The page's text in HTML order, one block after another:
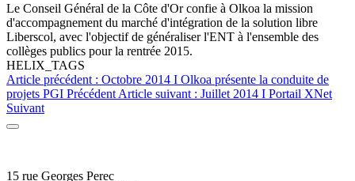
Le Conseil Général de la Côte d'Or confie à Olkoa la mission
d'accompagnement du marché d'intégration de la solution libre
Liberscol, avec l'objectif de généraliser l'ENT à l'ensemble des
collèges publics pour la rentrée 2015.
HELIX_TAGS
Article précédent : Octobre 2014 I Olkoa présente la conduite de
projets PGI Précédent Article suivant : Juillet 2014 I Portail XNet
Suivant
15 rue Georges Perec